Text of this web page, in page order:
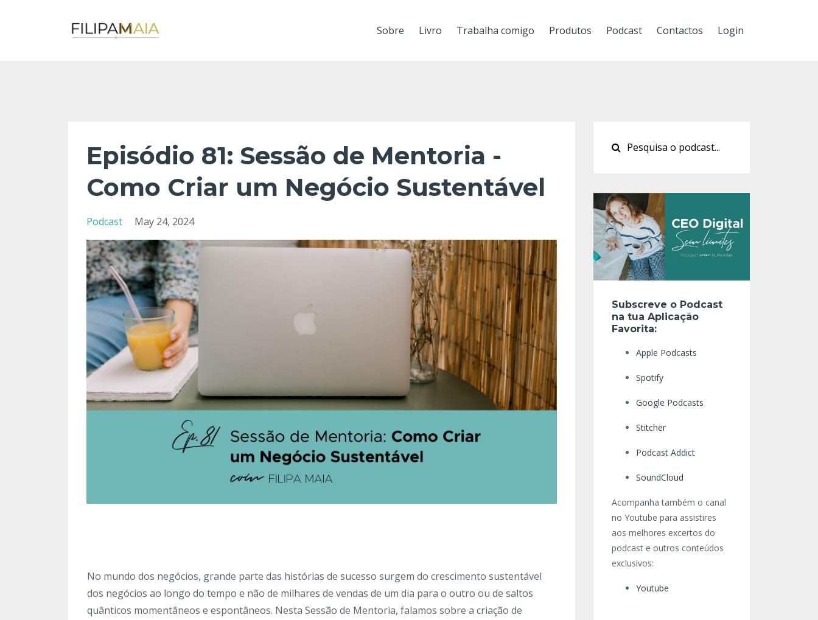
Sobre Livro Trabalha comigo Produtos Podcast Contactos Login
Episódio 81: Sessão de Mentoria -
Como Criar um Negócio Sustentável
Podcast May 24, 2024
No mundo dos negócios, grande parte das histórias de sucesso surgem do crescimento sustentável
dos negócios ao longo do tempo e não de milhares de vendas de um dia para o outro ou de saltos
quânticos momentâneos e espontâneos. Nesta Sessão de Mentoria, falamos sobre a criação de
Subscreve o Podcast
na tua Aplicação
Favorita:
Apple Podcasts
Spotify
Google Podcasts
Stitcher
Podcast Addict
SoundCloud
Acompanha também o canal
no Youtube para assistires
aos melhores excertos do
podcast e outros conteúdos
exclusivos:
Youtube